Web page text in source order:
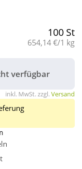
100 St
Grundpreis:
654,14 €/1 kg
verfügbar
inkl. MwSt. zzgl.Versand